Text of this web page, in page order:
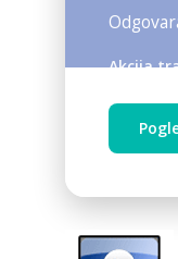
Akcija